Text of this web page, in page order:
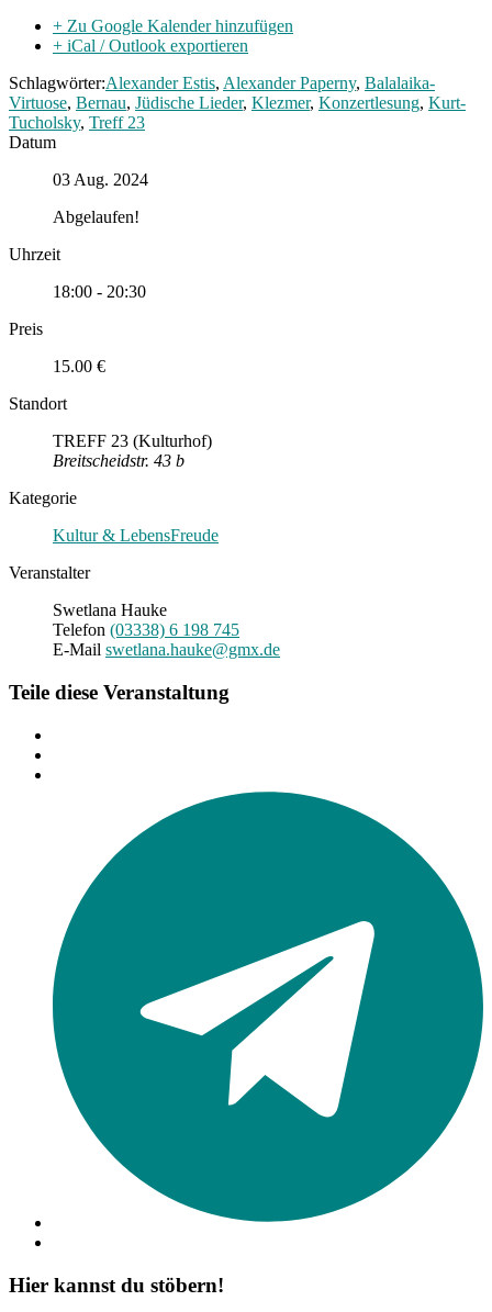
+ Zu Google Kalender hinzufügen
+ iCal / Outlook exportieren
Schlagwörter:Alexander Estis, Alexander Paperny, Balalaika-
Virtuose, Bernau, Jüdische Lieder, Klezmer, Konzertlesung, Kurt-
Tucholsky, Treff 23
Datum
03 Aug. 2024
Abgelaufen!
Uhrzeit
18:00 - 20:30
Preis
15.00 €
Standort
TREFF 23 (Kulturhof)
Breitscheidstr. 43 b
Kategorie
Kultur & LebensFreude
Veranstalter
Swetlana Hauke
Telefon (03338) 6 198 745
E-Mail swetlana.hauke@gmx.de
Teile diese Veranstaltung
Hier kannst du stöbern!